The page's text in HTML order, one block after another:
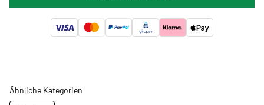
Ähnliche Kategorien